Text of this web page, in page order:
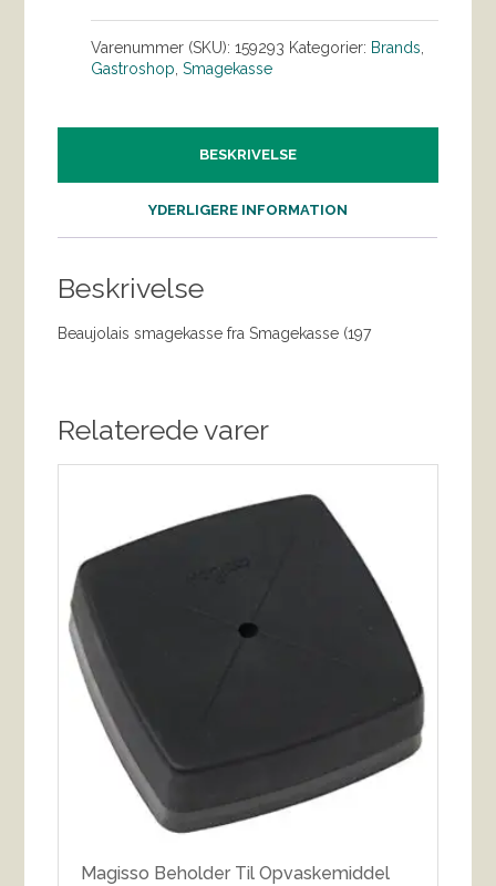
Varenummer (SKU):159293 Kategorier: Brands
Gastroshop ,Smagekasse
BESKRIVELSE
YDERLIGERE INFORMATION
Beskrivelse
Beaujolais smagekasse fra Smagekasse (197
Relaterede varer
Magisso Beholder Til Opvaskemiddel